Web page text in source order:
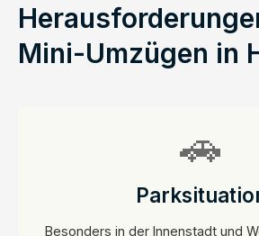
Mini-Umzügen in
🚗
Besonders in der Innenstadt und